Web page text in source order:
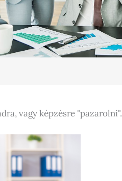
vagy képzésre "pazarolni".